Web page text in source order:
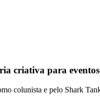
criativa para
colunista e pelo Shark